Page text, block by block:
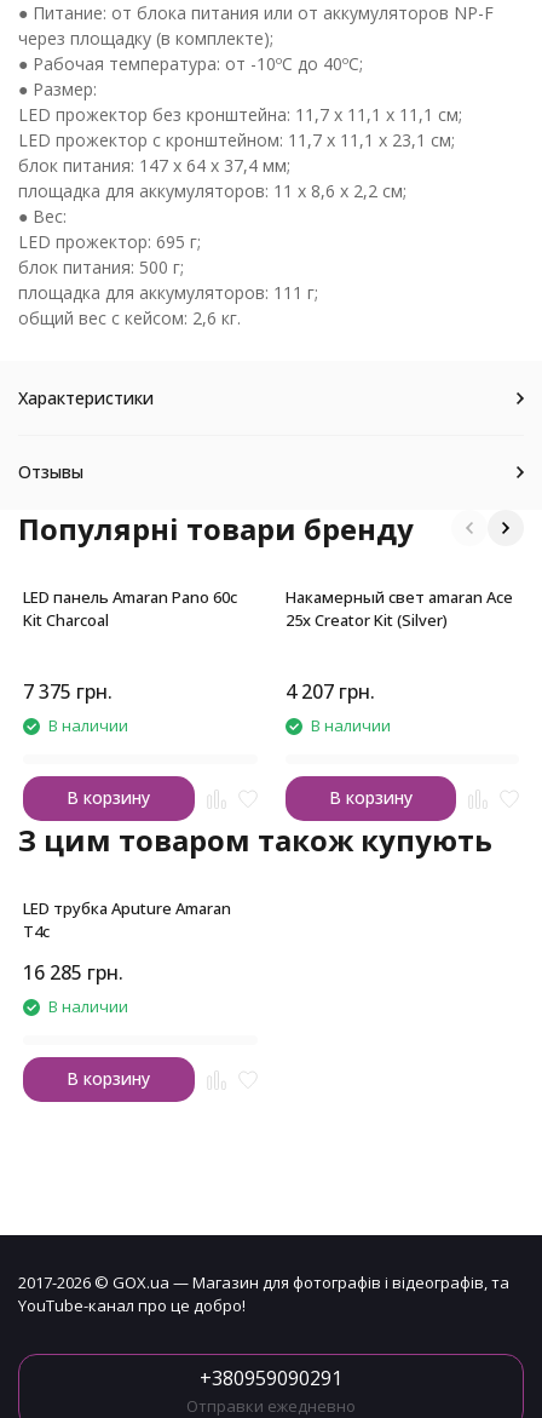
● Питание: от блока питания или от аккумуляторов NP-F
через площадку (в комплекте);
● Рабочая температура: от -10ºC до 40ºC;
● Размер:
LED прожектор без кронштейна: 11,7 x 11,1 x 11,1 см;
LED прожектор с кронштейном: 11,7 x 11,1 x 23,1 см;
блок питания: 147 x 64 x 37,4 мм;
площадка для аккумуляторов: 11 х 8,6 х 2,2 см;
● Вес:
LED прожектор: 695 г;
блок питания: 500 г;
площадка для аккумуляторов: 111 г;
общий вес с кейсом: 2,6 кг.
Характеристики
Отзывы
Популярні товари бренду
LED панель Amaran Pano 60c
Kit Charcoal
7 375 грн.
В наличии
В корзину
Накамерный свет amaran Ace
25x Creator Kit (Silver)
4 207 грн.
В наличии
В корзину
З цим товаром також купують
LED трубка Aputure Amaran
T4c
16 285 грн.
В наличии
В корзину
2017-2026 © GOX.ua — Магазин для фотографів і відеографів, та
YouTube-канал про це добро!
+380959090291
Отправки ежедневно